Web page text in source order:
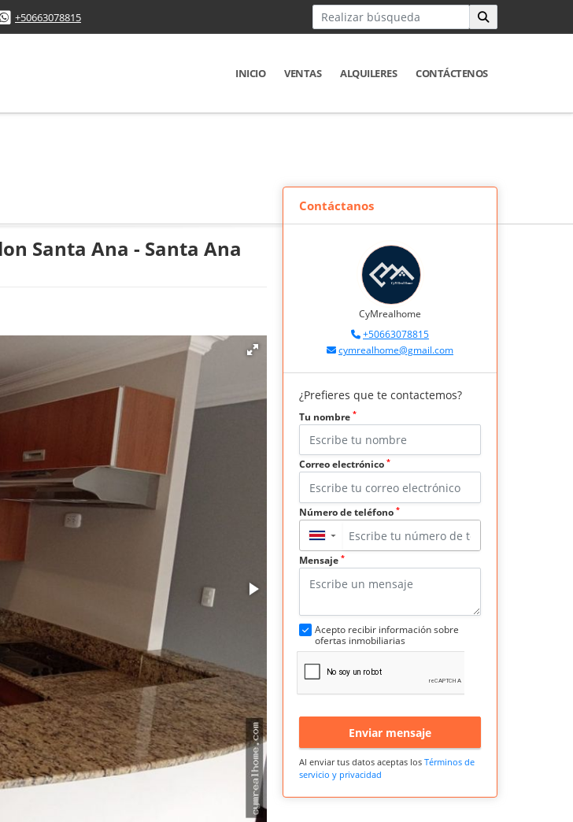
+50663078815
INICIO VENTAS ALQUILERES CONTÁCTENOS
Santa Ana - Santa Ana
Contáctanos
CyMrealhome
+50663078815
cymrealhome@gmail.com
¿Prefieres que te contactemos?
Tu nombre *
Correo electrónico *
Número de teléfono *
▼
Mensaje *
Acepto recibir información sobre
ofertas inmobiliarias
Enviar mensaje
Al enviar tus datos aceptas los Términos de
servicio y privacidad